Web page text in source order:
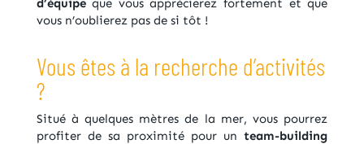
d’équipeque vous apprécierez fortement et que
vous n’oublierez pas de si tôt !
Vous êtes à la recherche d’activités
?
Situé à quelques mètres de la mer, vous pourrez
profiter de sa proximité pour unteam-building